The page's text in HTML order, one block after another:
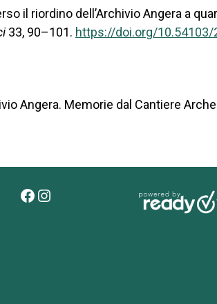
il riordino dell’Archivio Angera a
33, 90–101. https://doi.org/
Angera. Memorie dal Cantiere
Facebook
Instagram